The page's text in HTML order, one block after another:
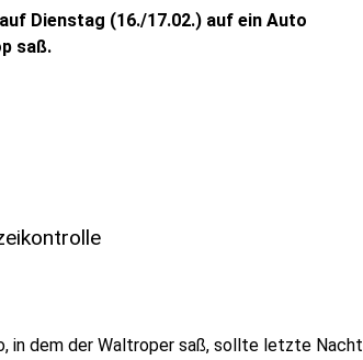
Dienstag (16./17.02.) auf ein Auto
saß.
in dem der Waltroper saß, sollte letzte Nacht